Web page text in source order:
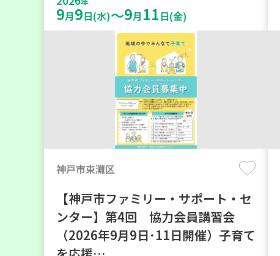
9月9日(水)～9月 11日(金)
神戸市東灘区
【神戸市ファミリー・サポート・セ
ンター】第4回 協力会員講習会
（2026年9月9日･11日開催）子育て